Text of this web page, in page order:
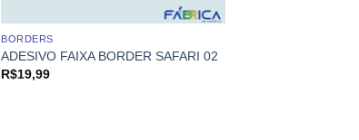
BORDERS
ADESIVO FAIXA BORDER SAFARI 02
R$19,99